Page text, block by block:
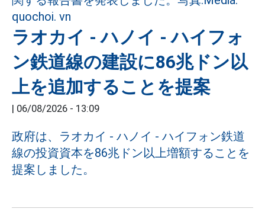
ラオカイ - ハノイ - ハイフォ
ン鉄道線の建設に86兆ドン以
上を追加することを提案
| 06/08/2026 - 13:09
政府は、ラオカイ - ハノイ - ハイフォン鉄道
線の投資資本を86兆ドン以上増額することを
提案しました。